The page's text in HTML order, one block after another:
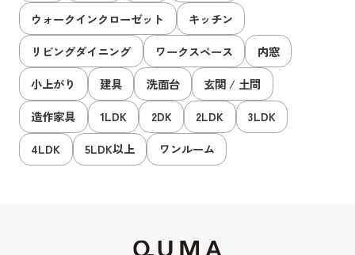
ウォークインクローゼット
キッチン
リビングダイニング
ワークスペース
内窓
小上がり
建具 洗面台
玄関 / 土間
造作家具
1LDK 2DK 2LDK
3LDK
4LDK
5LDK以上 ワンルーム